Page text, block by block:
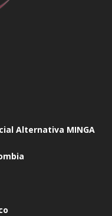
Alternativa MINGA